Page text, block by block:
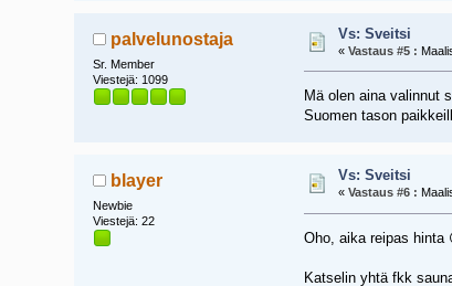
palvelunostaja
Sr. Member
Viestejä: 1099
Vs: Sveitsi
« Vastaus #5 :
Mä olen aina valinnut
Suomen tason
blayer
Newbie
Viestejä: 22
Vs: Sveitsi
« Vastaus #6 :
Oho, aika reipas hinta
Katselin yhtä fkk